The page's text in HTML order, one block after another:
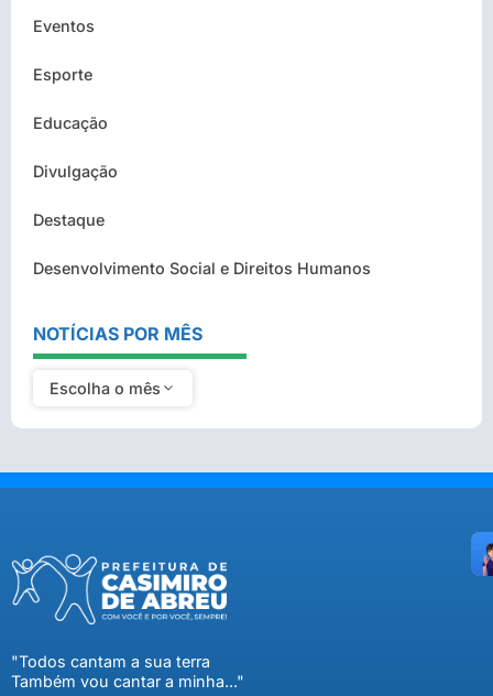
Eventos
Esporte
Educação
Divulgação
Destaque
Desenvolvimento Social e Direitos Humanos
NOTÍCIAS POR MÊS
Escolha o mês
"Todos cantam a sua terra
Também vou cantar a minha..."